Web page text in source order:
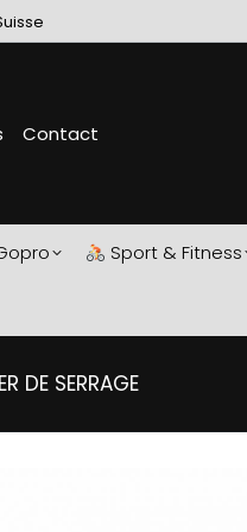
Contact
Sport & Fitness
DE SERRAGE